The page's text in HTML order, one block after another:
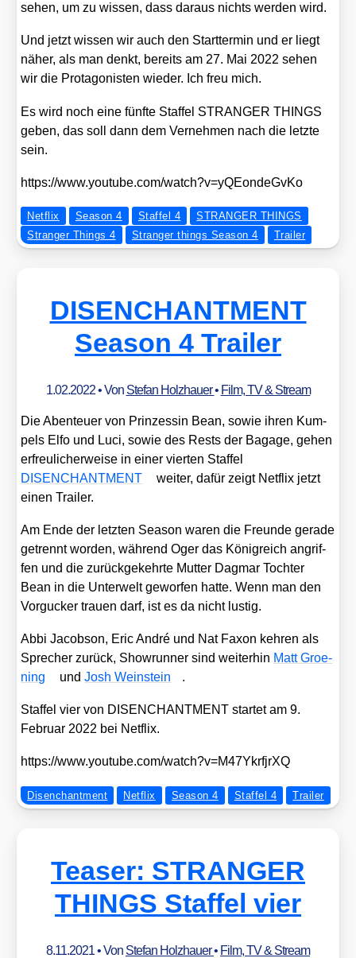
sehen, um zu wis­sen, dass dar­aus nichts wer­den wird.
Und jetzt wis­sen wir auch den Start­ter­min und er liegt
näher, als man denkt, bereits am 27. Mai 2022 sehen
wir die Prot­ago­nis­ten wie­der. Ich freu mich.
Es wird noch eine fünf­te Staf­fel STRANGER THINGS
geben, das soll dann dem Ver­neh­men nach die letz­te
sein.
https://​www​.you​tube​.com/​w​a​t​c​h​?​v​=​y​Q​E​o​n​d​e​G​vKo
Netflix Season 4 Staffel 4
STRANGER THINGS
Stranger Things 4
Stranger things Season 4 Trailer
DISENCHANTMENT
Season 4 Trailer
1.02.2022• Von Stefan Holzhauer• Film, TV & Stream
Die Aben­teu­er von Prin­zes­sin Bean, sowie ihren Kum­
pels Elfo und Luci, sowie des Rests der Baga­ge, gehen
erfreu­li­cher­wei­se in einer vier­ten Staf­fel
DISENCHANTMENT
wei­ter, dafür zeigt Net­flix jetzt
einen Trai­ler.
Am Ende der letz­ten Sea­son waren die Freun­de gera­de
getrennt wor­den, wäh­rend Oger das König­reich angrif­
fen und die zurück­ge­kehr­te Mut­ter Dag­mar Toch­ter
Bean in die Unter­welt gewor­fen hat­te. Wenn man den
Vor­gu­cker trau­en darf, ist es da nicht lus­tig.
Abbi Jacob­son, Eric André und Nat Faxon keh­ren als
Spre­cher zurück, Show­run­ner sind wei­ter­hin Matt Groe­
ning
undJosh Wein­stein .
Staf­fel vier von DISENCHANTMENT star­tet am 9.
Febru­ar 2022 bei Net­flix.
https://​www​.you​tube​.com/​w​a​t​c​h​?​v​=​M​4​7​Y​k​r​f​j​rXQ
Disenchantment Netflix Season 4 Staffel 4 Trailer
Teaser: STRANGER
THINGS Staffel vier
8.11.2021• Von Stefan Holzhauer• Film, TV & Stream